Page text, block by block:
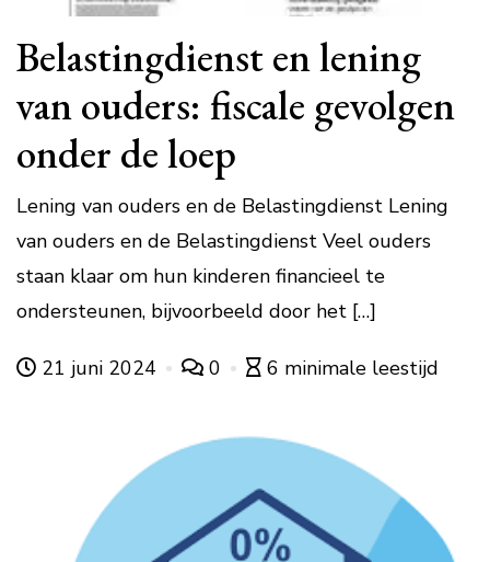
Belastingdienst en lening
van ouders: fiscale gevolgen
onder de loep
Lening van ouders en de Belastingdienst Lening
van ouders en de Belastingdienst Veel ouders
staan klaar om hun kinderen financieel te
ondersteunen, bijvoorbeeld door het […]
21 juni 2024 0 6 minimale leestijd